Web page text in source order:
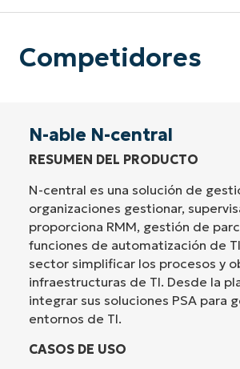
Competidores
N-able N-central
RESUMEN DEL PRODUCTO
N-central es una solución de
organizaciones gestionar,
proporciona RMM, gestión de
funciones de automatización de
sector simplificar los procesos y
infraestructuras de TI. Desde la
integrar sus soluciones PSA para
entornos de TI.
CASOS DE USO